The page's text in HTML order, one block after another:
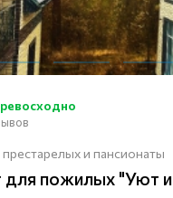
и пансионаты
для пожилых "Уют и